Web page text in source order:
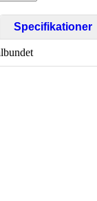
Specifikationer